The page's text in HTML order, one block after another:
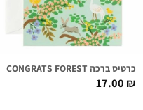
כרטיס ברכה CONGRATS FOREST
17.00₪